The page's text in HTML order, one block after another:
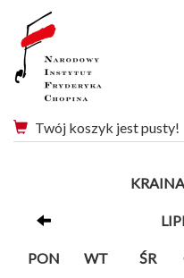
Twój koszyk jest pusty!
PON WT ŚR